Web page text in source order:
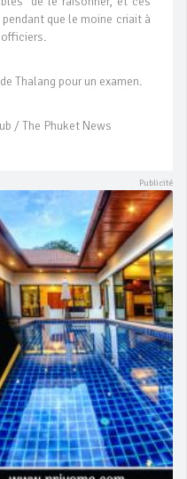
que le moine criait à
officiers.
Thalang pour un examen.
/ The Phuket News